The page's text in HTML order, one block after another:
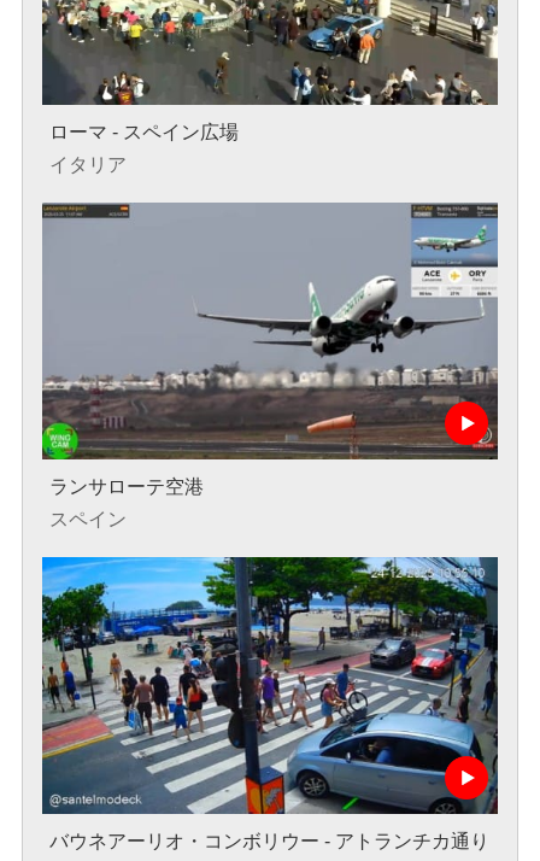
ローマ - スペイン広場
イタリア
ランサローテ空港
スペイン
バウネアーリオ・コンボリウー - アトランチカ通り